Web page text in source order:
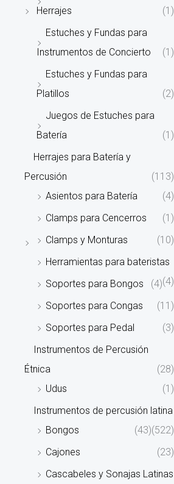
Herrajes
(1)
Estuches y Fundas para
Instrumentos de Concierto
(1)
Estuches y Fundas para
Platillos
(2)
Juegos de Estuches para
Batería
(1)
Herrajes para Batería y
Percusión
(113)
Asientos para Batería
(4)
Clamps para Cencerros
(1)
Clamps y Monturas
(10)
Herramientas para bateristas
(4)
Soportes para Bongos
(4)
Soportes para Congas
(11)
Soportes para Pedal
(3)
Instrumentos de Percusión
Étnica
(28)
Udus
(1)
Instrumentos de percusión latina
(522)
Bongos
(43)
Cajones
(23)
Cascabeles y Sonajas Latinas